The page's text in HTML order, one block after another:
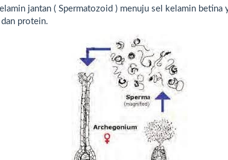
jantan ( Spermatozoid ) menuju sel kelamin betina
protein.